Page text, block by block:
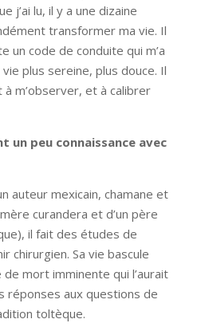
j’ai lu, il y a une dizaine
transformer ma vie. Il
un code de conduite qui m’a
plus sereine, plus douce. Il
à m’observer, et à calibrer
un peu connaissance avec
auteur mexicain, chamane et
curandera et d’un père
il fait des études de
chirurgien. Sa vie bascule
de mort imminente qui l’aurait
réponses aux questions de
toltèque.